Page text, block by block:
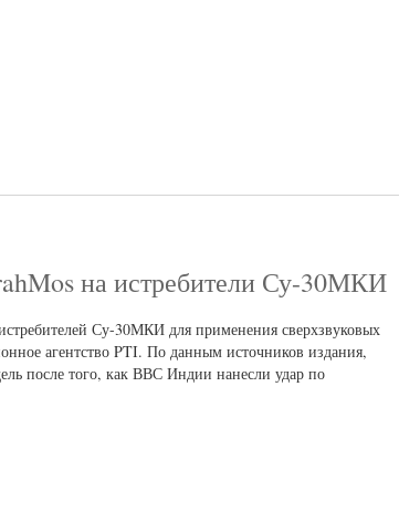
на истребители Су-30МКИ
Су-30МКИ для применения сверхзвуковых
агентство PTI. По данным источников издания,
после того, как ВВС Индии нанесли удар по